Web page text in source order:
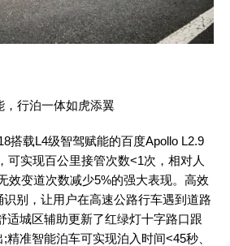
泊一体如虎添翼
L4级智驾赋能的百度Apollo L2.9
可实现百公里接管次数<1次，相对人
效变道次数减少5%的强大表现。高效
别，让用户在高速公路行车遇到道路
适城区辅助更新了红绿灯十字路口跟
准智能泊车可实现泊入时间<45秒、